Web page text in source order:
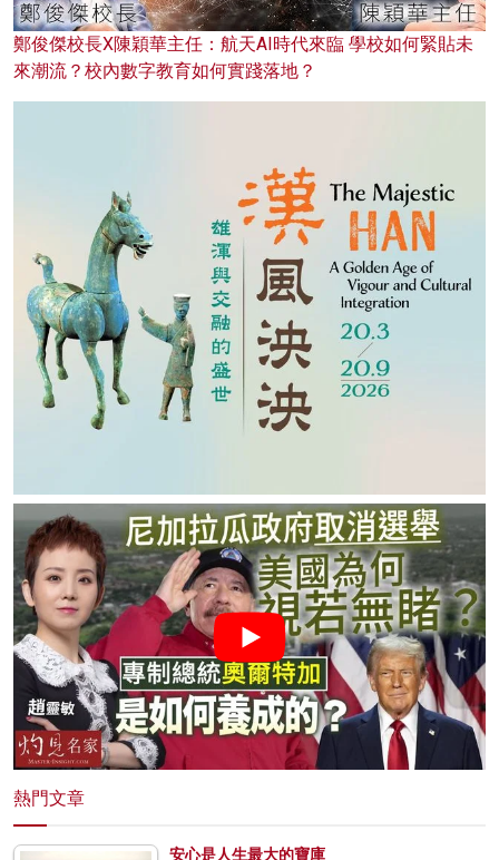
鄭俊傑校長X陳穎華主任：航天AI時代來臨 學校如何緊貼未
來潮流？校內數字教育如何實踐落地？
熱門文章
安心是人生最大的寶庫